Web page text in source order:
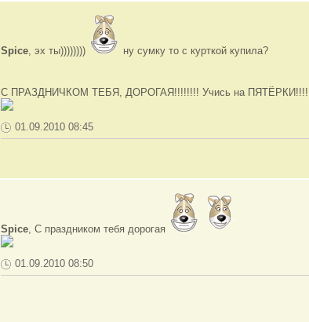
Spice, эх ты)))))))) ну сумку то с курткой купила?
С ПРАЗДНИЧКОМ ТЕБЯ, ДОРОГАЯ!!!!!!!! Учись на ПЯТЁРКИ!!!!
01.09.2010 08:45
Spice, С праздником тебя дорогая
01.09.2010 08:50